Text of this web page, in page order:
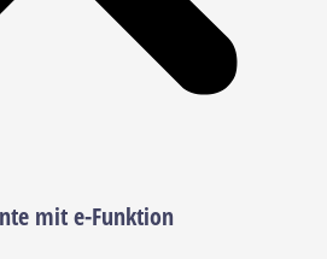
mit e-Funktion